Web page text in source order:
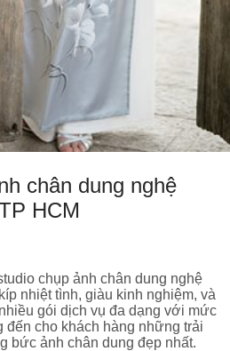
chân dung nghệ
HCM
chụp ảnh chân dung nghệ
nhiệt tình, giàu kinh nghiệm, và
gói dịch vụ đa dạng với mức
đến cho khách hàng những trải
bức ảnh chân dung đẹp nhất.